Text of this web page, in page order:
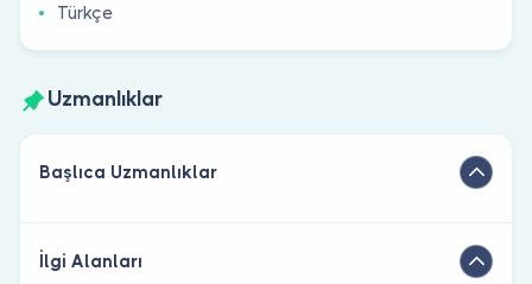
Türkçe
Uzmanlıklar
Başlıca Uzmanlıklar
İlgi Alanları